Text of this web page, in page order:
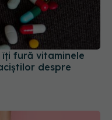
îți fură vitaminele
despre